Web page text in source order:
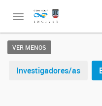
Toggle
VER MENOS
Investigadores/as